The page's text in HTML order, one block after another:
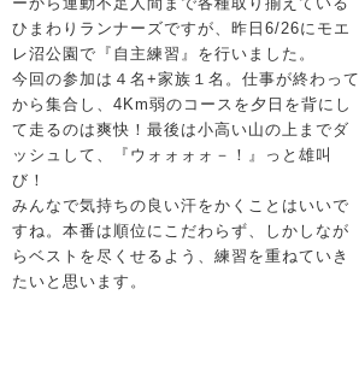
ひまわりランナーズですが、昨日6/26にモエ
レ沼公園で『自主練習』を行いました。
今回の参加は４名+家族１名。仕事が終わって
から集合し、4Km弱のコースを夕日を背にし
て走るのは爽快！最後は小高い山の上までダ
ッシュして、『ウォォォォ－！』っと雄叫
び！
みんなで気持ちの良い汗をかくことはいいで
すね。本番は順位にこだわらず、しかしなが
らベストを尽くせるよう、練習を重ねていき
たいと思います。